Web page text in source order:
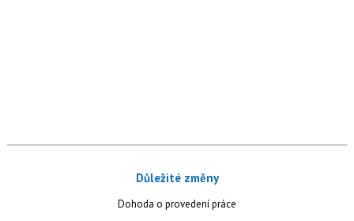
Důležité změny
Dohoda o provedení práce